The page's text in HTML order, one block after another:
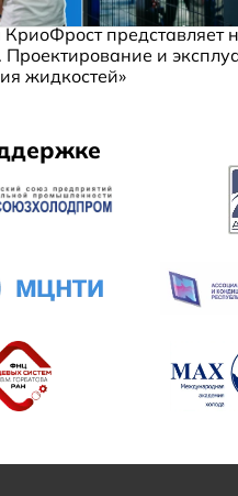
представляет
и
жидкостей»